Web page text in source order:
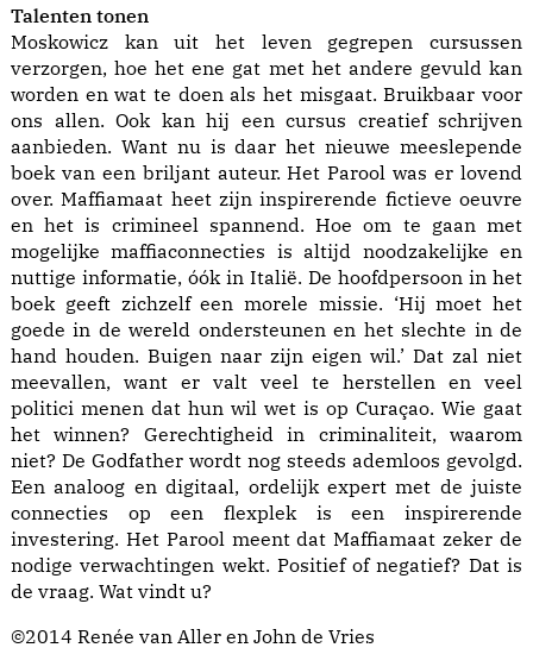
Talenten tonen
Moskowicz kan uit het leven gegrepen cursussen
verzorgen, hoe het ene gat met het andere gevuld kan
worden en wat te doen als het misgaat. Bruikbaar voor
ons allen. Ook kan hij een cursus creatief schrijven
aanbieden. Want nu is daar het nieuwe meeslepende
boek van een briljant auteur. Het Parool was er lovend
over. Maffiamaat heet zijn inspirerende fictieve oeuvre
en het is crimineel spannend. Hoe om te gaan met
mogelijke maffiaconnecties is altijd noodzakelijke en
nuttige informatie, óók in Italië. De hoofdpersoon in het
boek geeft zichzelf een morele missie. ‘Hij moet het
goede in de wereld ondersteunen en het slechte in de
hand houden. Buigen naar zijn eigen wil.’ Dat zal niet
meevallen, want er valt veel te herstellen en veel
politici menen dat hun wil wet is op Curaçao. Wie gaat
het winnen? Gerechtigheid in criminaliteit, waarom
niet? De Godfather wordt nog steeds ademloos gevolgd.
Een analoog en digitaal, ordelijk expert met de juiste
connecties op een flexplek is een inspirerende
investering. Het Parool meent dat Maffiamaat zeker de
nodige verwachtingen wekt. Positief of negatief? Dat is
de vraag. Wat vindt u?
©2014 Renée van Aller en John de Vries